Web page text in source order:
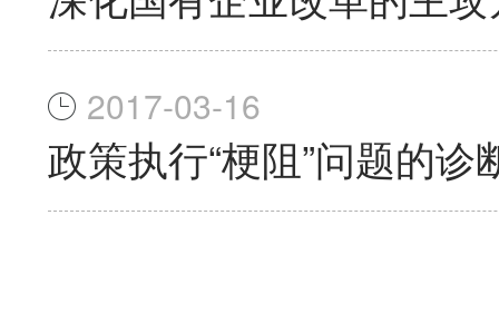
2017-03-16
政策执行“梗阻”问题的诊